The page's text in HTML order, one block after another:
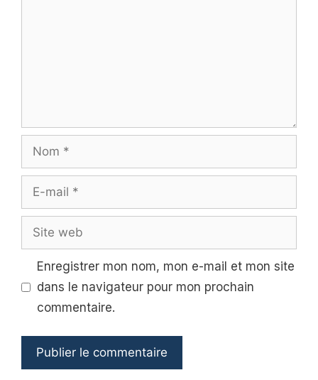
Nom
mail
Site
web
Enregistrer mon nom, mon e-mail et mon site
dans le navigateur pour mon prochain
commentaire.